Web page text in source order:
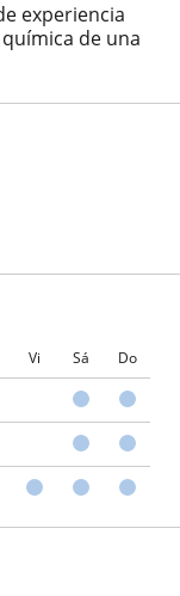
Vi Sá Do
experiencia
de una